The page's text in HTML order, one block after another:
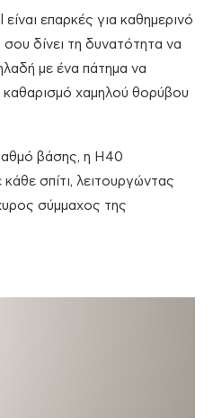
επαρκές για καθημερινό
δίνει τη δυνατότητα να
με ένα πάτημα να
καθαρισμό χαμηλού θορύβου
βάσης, η H40
σπίτι, λειτουργώντας
σύμμαχος της